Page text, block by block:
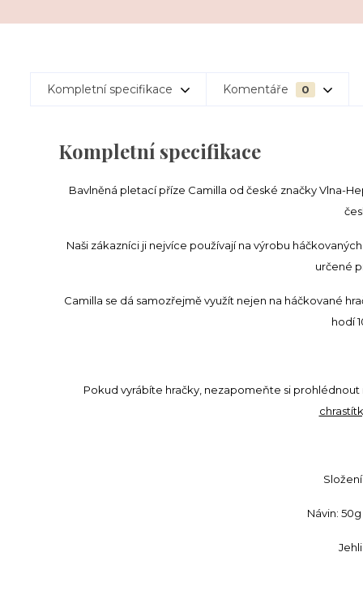
Kompletní specifikace Komentáře 0
Kompletní specifikace
Bavlněná pletací příze Camilla od české značky Vlna-
Naši zákazníci ji nejvíce používají na výrobu
určené
Camilla se dá samozřejmě využít nejen na háčkované
hodí
Pokud vyrábíte hračky, nezapomeňte si prohlédnout
Návin: